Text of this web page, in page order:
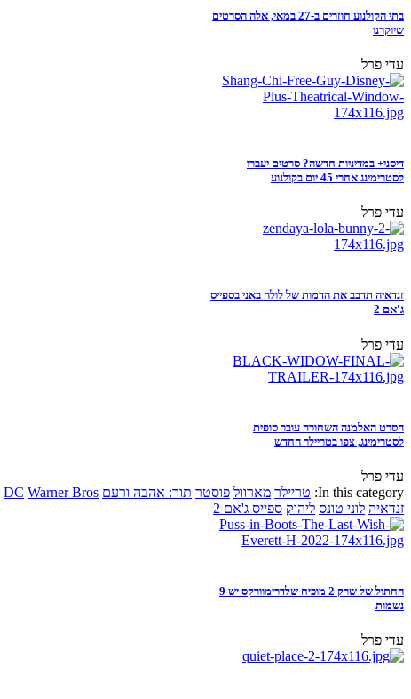
בתי הקולנוע חוזרים ב-27 במאי, אלה הסרטים
שיוקרנו
עדי פרל
דיסני+ במדיניות חדשה? סרטים יעברו
לסטרימינג אחרי 45 יום בקולנוע
עדי פרל
זנדאיה תדבב את הדמות של לולה באני בספייס
ג'אם 2
עדי פרל
הסרט האלמנה השחורה עובר סופית
לסטרימינג, צפו בטריילר החדש
עדי פרל
In this category: טריילר מארוול פוסטר תור: אהבה ורעם DC Warner Bros
זנדאיה לוני טונס ליהוק ספייס ג'אם 2
החתול של שרק 2 מוכיח שלדרימוורקס יש 9
נשמות
עדי פרל